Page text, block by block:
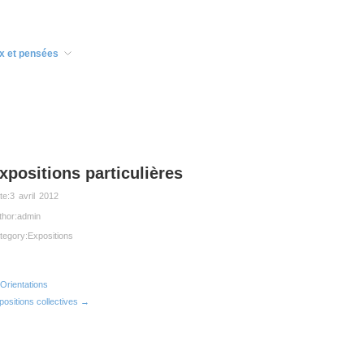
et pensées
particulières
3 avril 2012
admin
Expositions
collectives →